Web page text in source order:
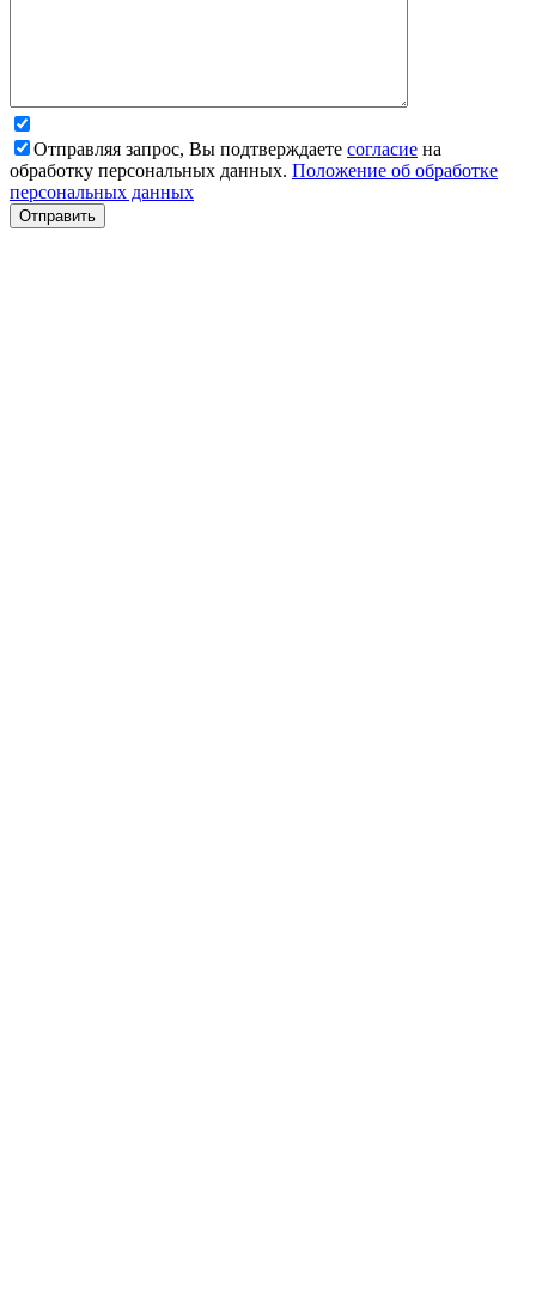
Отправляя запрос, Вы подтверждаете согласие на
обработку персональных данных. Положение об обработке
персональных данных